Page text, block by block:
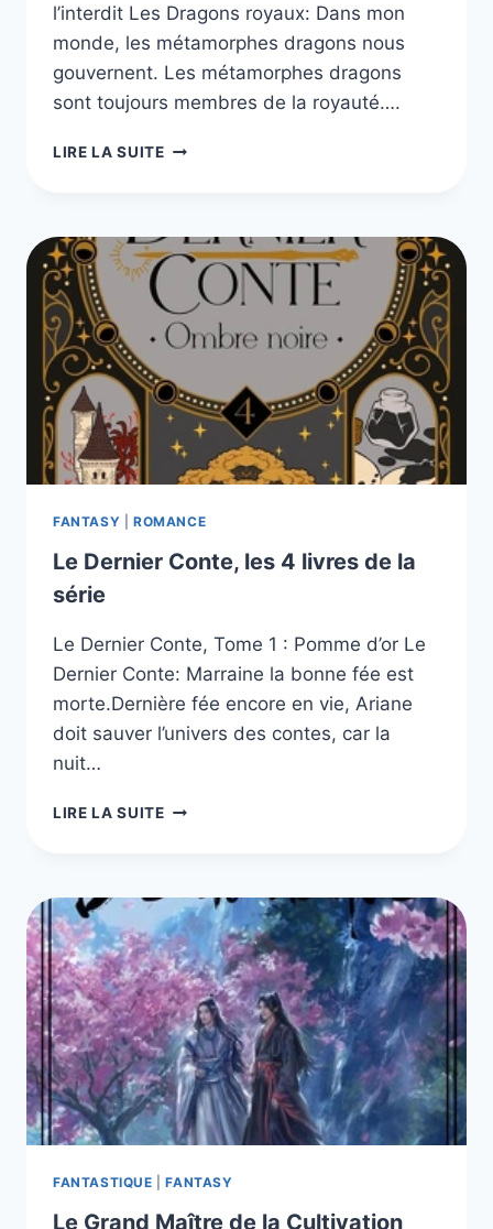
l’interdit Les Dragons royaux: Dans mon
monde, les métamorphes dragons nous
gouvernent. Les métamorphes dragons
sont toujours membres de la royauté….
LIRE LA SUITELES
MAY
DAWSON,
TOME
1
À
3
FANTASY ROMANCE
Le Dernier Conte, les 4 livres de la
série
Le Dernier Conte, Tome 1 : Pomme d’or Le
Dernier Conte: Marraine la bonne fée est
morte.Dernière fée encore en vie, Ariane
doit sauver l’univers des contes, car la
nuit…
LIRE LA SUITELE
4
LIVRES
DE
LA
SÉRIE
FANTASTIQUE |FANTASY
Le Grand Maître de la Cultivation